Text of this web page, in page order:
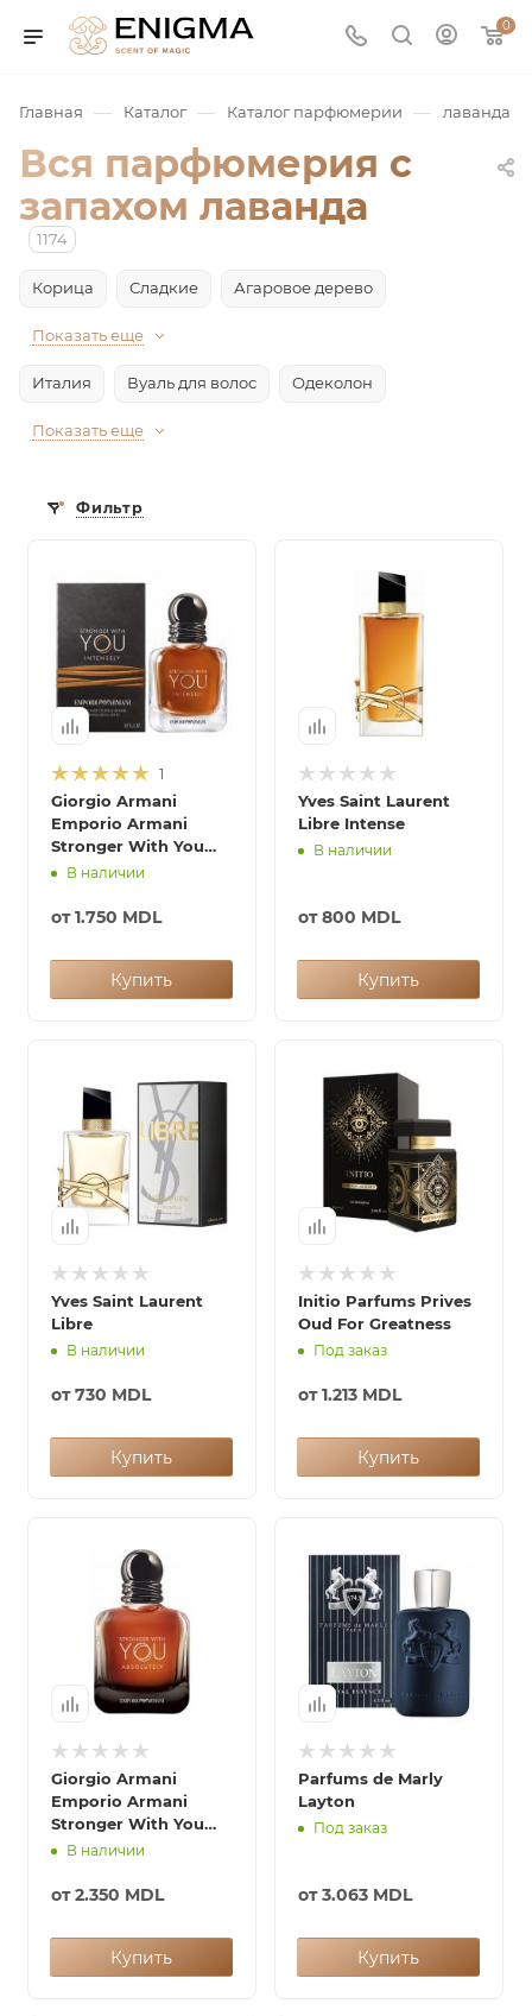
0
/ Нишевая
Арабская
сертификат
Главная — Каталог — Каталог парфюмерии — лаванда
Вся парфюмерия с
запахом лаванда
1174
Корица Сладкие Агаровое дерево
Показать еще
Италия Вуаль для волос Одеколон
Показать еще
Фильтр
1
Giorgio Armani
Emporio Armani
Stronger With You
Intensely
В наличии
от1.750 MDL
Купить
Yves Saint Laurent
Libre Intense
В наличии
от800 MDL
Купить
Yves Saint Laurent
Libre
В наличии
от730 MDL
Купить
Initio Parfums Prives
Oud For Greatness
Под заказ
от1.213 MDL
Купить
Giorgio Armani
Emporio Armani
Stronger With You
Absolutely
В наличии
от2.350 MDL
Купить
Parfums de Marly
Layton
Под заказ
от3.063 MDL
Купить